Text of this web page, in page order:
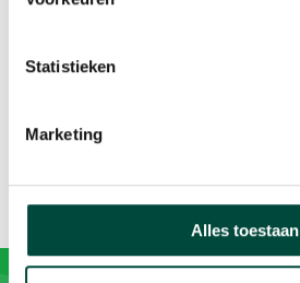
Statistieken
Marketing
Alles toestaan